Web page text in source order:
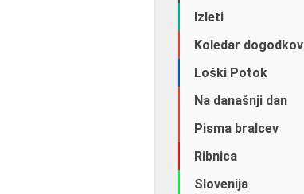
Izleti
Koledar dogodkov
Loški Potok
Na današnji dan
Pisma bralcev
Ribnica
Slovenija